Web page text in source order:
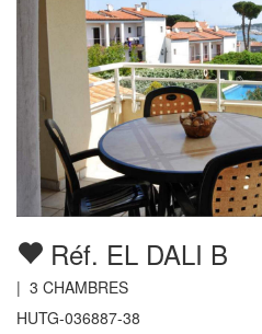
Réf. EL DALI B
| 3 CHAMBRES
HUTG-036887-38